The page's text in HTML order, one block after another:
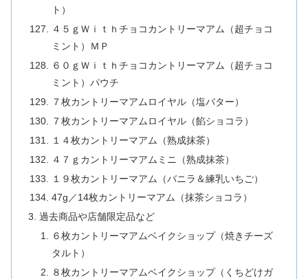
ト）
４５ｇＷｉｔｈチョコカントリーマアム（超チョコ
ミント）ＭＰ
６０ｇＷｉｔｈチョコカントリーマアム（超チョコ
ミント）パウチ
７枚カントリーマアムロイヤル（塩バター）
７枚カントリーマアムロイヤル（餡ショコラ）
１４枚カントリーマアム（熟成抹茶）
４７ｇカントリーマアムミニ（熟成抹茶）
１９枚カントリーマアム（バニラ＆練乳いちご）
47g／14枚カントリーマアム（抹茶ショコラ）
過去商品や店舗限定品など
６枚カントリーマアムベイクショップ（焼きチーズ
タルト）
８枚カントリーマアムベイクショップ（くちどけガ